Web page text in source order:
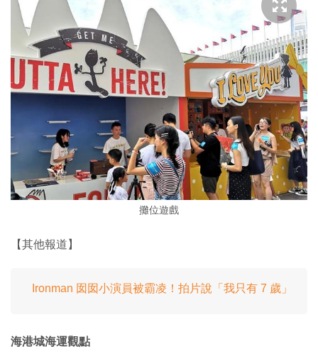
攤位遊戲
【其他報道】
Ironman 囡囡小演員被霸凌！拍片說「我只有 7 歲」
海港城海運觀點